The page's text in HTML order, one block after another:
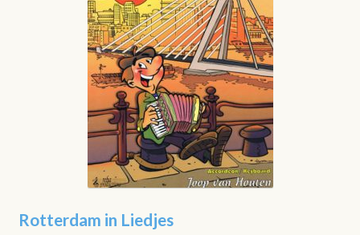
Rotterdam in Liedjes